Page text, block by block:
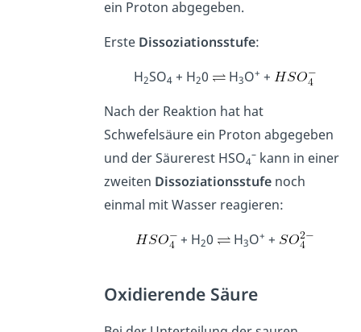
ein Proton abgegeben.
Erste Dissoziationsstufe:
H2SO4 + H20 H3O+ +
Nach der Reaktion hat hat
Schwefelsäure ein Proton abgegeben
und der Säurerest HSO4
– kann in einer
zweiten Dissoziationsstufe noch
einmal mit Wasser reagieren:
+ H20 H3O+ +
Oxidierende Säure